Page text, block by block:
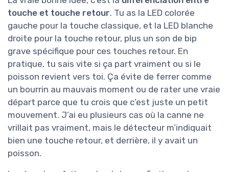
touche et touche retour. Tu as la LED colorée
gauche pour la touche classique, et la LED blanche
droite pour la touche retour, plus un son de bip
grave spécifique pour ces touches retour. En
pratique, tu sais vite si ça part vraiment ou si le
poisson revient vers toi. Ça évite de ferrer comme
un bourrin au mauvais moment ou de rater une vraie
départ parce que tu crois que c’est juste un petit
mouvement. J’ai eu plusieurs cas où la canne ne
vrillait pas vraiment, mais le détecteur m’indiquait
bien une touche retour, et derrière, il y avait un
poisson.